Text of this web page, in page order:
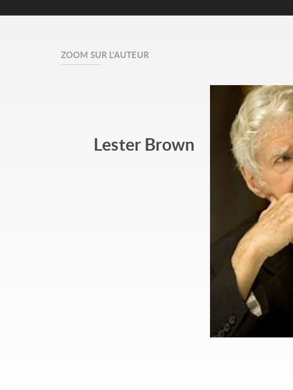
ZOOM SUR L'AUTEUR
Lester Brown